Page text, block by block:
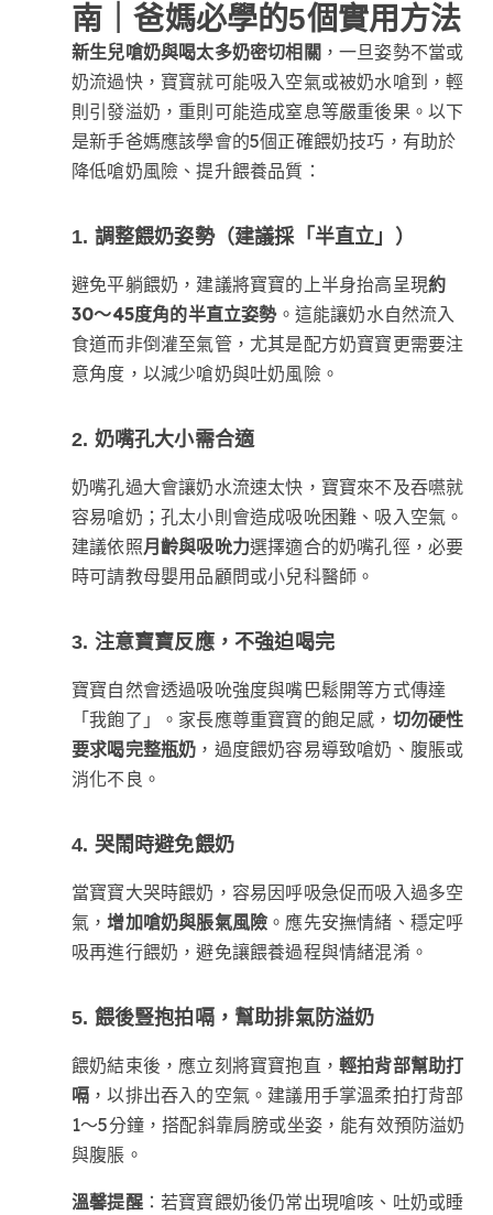
南｜爸媽必學的5個實用方法
新生兒嗆奶與喝太多奶密切相關 ，一旦姿勢不當或
奶流過快，寶寶就可能吸入空氣或被奶水嗆到，輕
則引發溢奶，重則可能造成窒息等嚴重後果。以下
是新手爸媽應該學會的5個正確餵奶技巧，有助於
降低嗆奶風險、提升餵養品質：
1. 調整餵奶姿勢（建議採「半直立」）
避免平躺餵奶，建議將寶寶的上半身抬高呈現約
30～45度角的半直立姿勢。這能讓奶水自然流入
食道而非倒灌至氣管，尤其是配方奶寶寶更需要注
意角度，以減少嗆奶與吐奶風險。
2. 奶嘴孔大小需合適
奶嘴孔過大會讓奶水流速太快，寶寶來不及吞嚥就
容易嗆奶；孔太小則會造成吸吮困難、吸入空氣。
建議依照月齡與吸吮力選擇適合的奶嘴孔徑，必要
時可請教母嬰用品顧問或小兒科醫師。
3. 注意寶寶反應，不強迫喝完
寶寶自然會透過吸吮強度與嘴巴鬆開等方式傳達
「我飽了」。家長應尊重寶寶的飽足感， 切勿硬性
要求喝完整瓶奶 ，過度餵奶容易導致嗆奶、腹脹或
消化不良。
4. 哭鬧時避免餵奶
當寶寶大哭時餵奶，容易因呼吸急促而吸入過多空
氣，增加嗆奶與脹氣風險 。應先安撫情緒、穩定呼
吸再進行餵奶，避免讓餵養過程與情緒混淆。
5. 餵後豎抱拍嗝，幫助排氣防溢奶
餵奶結束後，應立刻將寶寶抱直， 輕拍背部幫助打
嗝 ，以排出吞入的空氣。建議用手掌溫柔拍打背部
1～5分鐘，搭配斜靠肩膀或坐姿，能有效預防溢奶
與腹脹。
溫馨提醒：若寶寶餵奶後仍常出現嗆咳、吐奶或睡